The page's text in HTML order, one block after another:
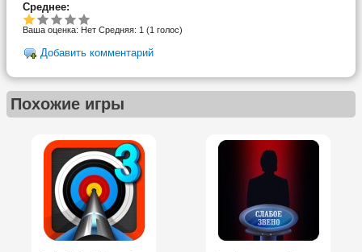
Среднее:
Ваша оценка: Нет Средняя: 1 (1 голос)
Добавить комментарий
Похожие игры